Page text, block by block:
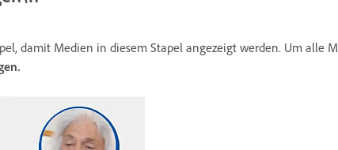
damit Medien in diesem Stapel angezeigt werden. Um alle